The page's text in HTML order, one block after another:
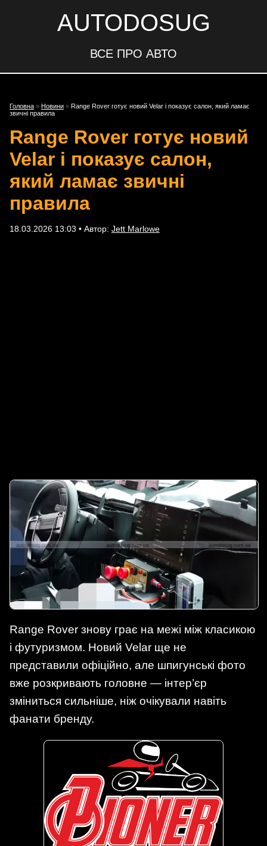
AUTODOSUG
ВСЕ ПРО АВТО
Головна » Новини » Range Rover готує новий Velar і показує салон, який ламає
звичні правила
Range Rover готує новий
Velar і показує салон,
який ламає звичні
правила
18.03.2026 13:03 • Автор: Jett Marlowe
Range Rover знову грає на межі між класикою
і футуризмом. Новий Velar ще не
представили офіційно, але шпигунські фото
вже розкривають головне — інтер’єр
зміниться сильніше, ніж очікували навіть
фанати бренду.